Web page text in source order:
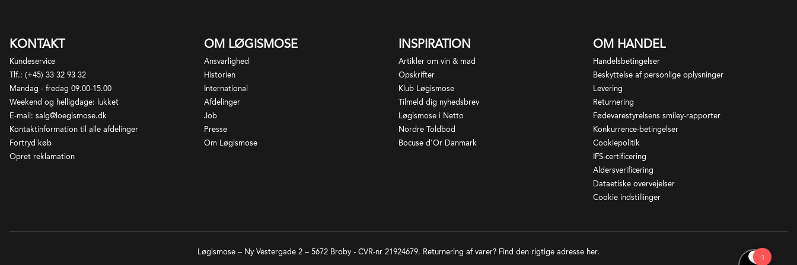
Emilion en officiel klassifikation oprettet i 1954.
Klassifikationen revideres ca. hvert 10. år og blandt
appellationens bedste vine kan nævnes slotte som Cheval-
KONTAKT
Kundeservice
Tlf.: (+45) 33 32 93 32
Mandag - fredag 09.00-15.00
Weekend og helligdage: lukket
E-mail: salg@loegismose.dk
Kontaktinformation til alle afdelinger
Fortryd køb
Opret reklamation
OM LØGISMOSE
Ansvarlighed
Historien
International
Afdelinger
Job
Presse
Om Løgismose
INSPIRATION
Artikler om vin & mad
Opskrifter
Klub Løgismose
Tilmeld dig nyhedsbrev
Løgismose i Netto
Nordre Toldbod
Bocuse d'Or Danmark
OM HANDEL
Handelsbetingelser
Beskyttelse af personlige oplysninger
Levering
Returnering
Fødevarestyrelsens smiley-rapporter
Konkurrence-betingelser
Cookiepolitik
IFS-certificering
Aldersverificering
Dataetiske overvejelser
Cookie indstillinger
Løgismose – Ny Vestergade 2 – 5672 Broby - CVR-nr 21924679. Returnering af varer? Find den rigtige adresse her.